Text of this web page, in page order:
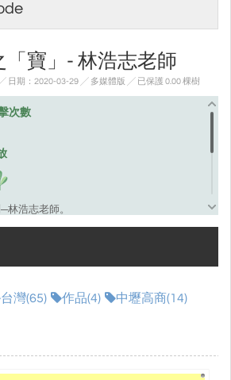
寶」- 林浩志老師
日期：2020-03-29 ╱ 多媒體版 ╱ 已保護 0.00 棵樹
次數
林浩志老師。
美術老師，還是位厲害的書法家。
及書寫過程，
力當中!
台灣(65) 作品(4)
中壢高商(14)